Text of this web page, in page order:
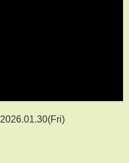
2026.01.30(Fri)